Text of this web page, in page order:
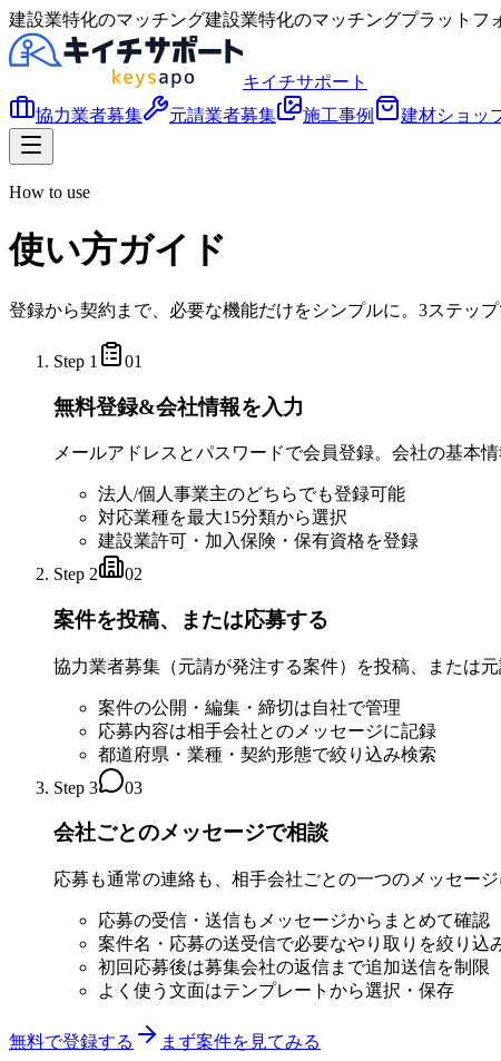
建設業特化のマッチング建設業特化のマッチングプラットフ
キイチサポート
協力業者募集
元請業者募集 施工事例 建材ショッ
How to use
使い方ガイド
登録から契約まで、必要な機能だけをシンプルに。3ステッ
Step 1 01
無料登録&会社情報を入力
メールアドレスとパスワードで会員登録。会社の基本
法人/個人事業主のどちらでも登録可能
対応業種を最大15分類から選択
建設業許可・加入保険・保有資格を登録
Step 2
02
案件を投稿、または応募する
協力業者募集（元請が発注する案件）を投稿、または
案件の公開・編集・締切は自社で管理
応募内容は相手会社とのメッセージに記録
都道府県・業種・契約形態で絞り込み検索
Step 3
03
会社ごとのメッセージで相談
応募も通常の連絡も、相手会社ごとの一つのメッセー
応募の受信・送信もメッセージからまとめて確認
案件名・応募の送受信で必要なやり取りを絞り込
初回応募後は募集会社の返信まで追加送信を制限
よく使う文面はテンプレートから選択・保存
無料で登録する まず案件を見てみる